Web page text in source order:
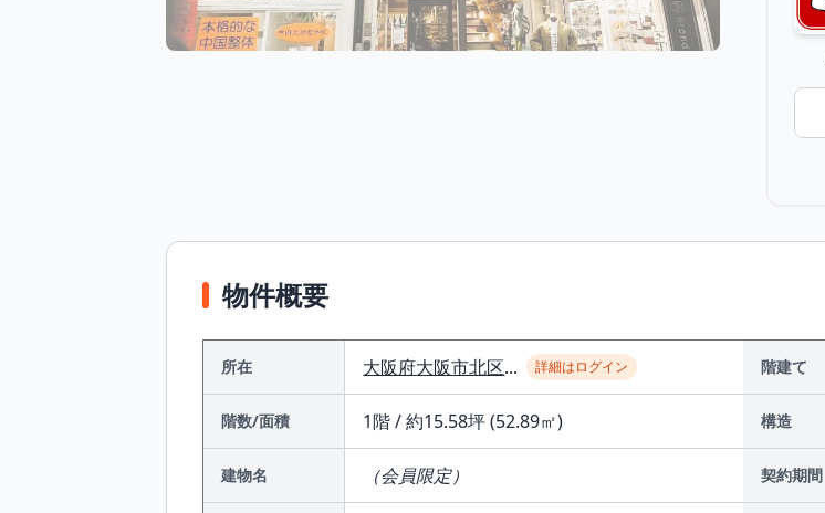
物件概要
所在 大阪府大阪市北区... 詳細はログイン 階建て
階数/面積 1階 / 約15.58坪 (52.89㎡) 構造
建物名 （会員限定） 契約期間